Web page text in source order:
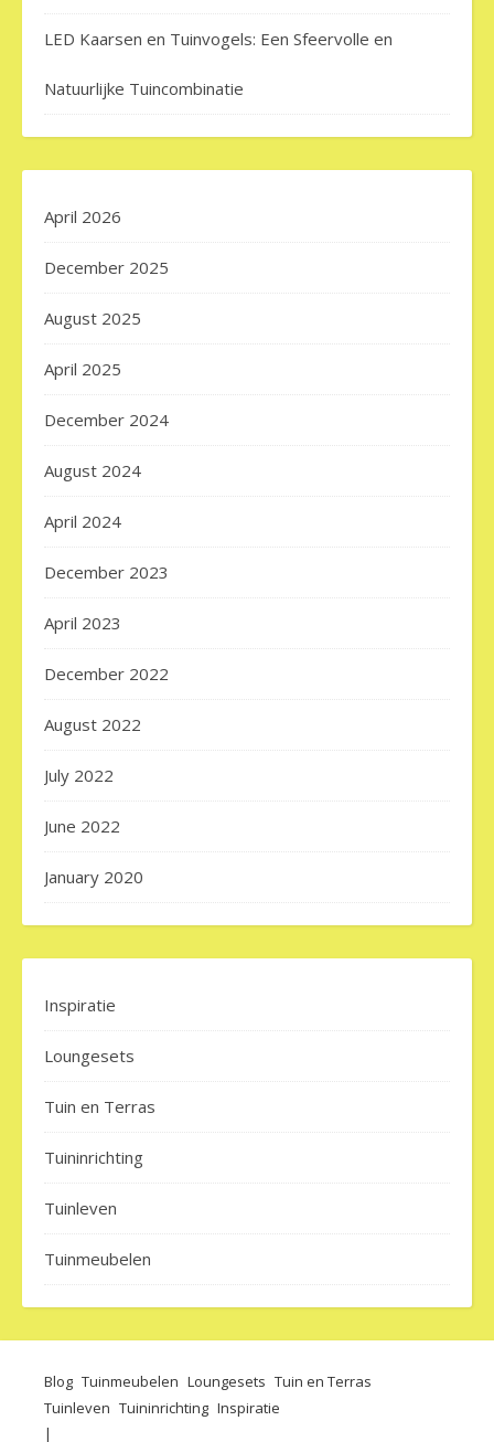
LED Kaarsen en Tuinvogels: Een Sfeervolle en
Natuurlijke Tuincombinatie
April 2026
December 2025
August 2025
April 2025
December 2024
August 2024
April 2024
December 2023
April 2023
December 2022
August 2022
July 2022
June 2022
January 2020
Inspiratie
Loungesets
Tuin en Terras
Tuininrichting
Tuinleven
Tuinmeubelen
Blog Tuinmeubelen Loungesets Tuin en Terras
Tuinleven Tuininrichting Inspiratie